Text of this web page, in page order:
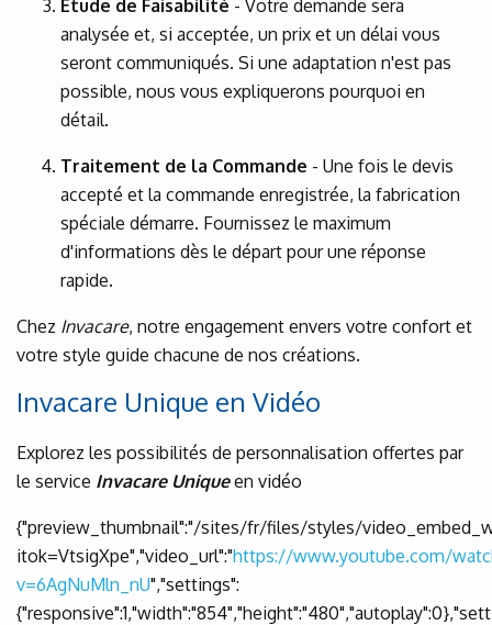
Étude de Faisabilité - Votre demande sera
analysée et, si acceptée, un prix et un délai vous
seront communiqués. Si une adaptation n'est pas
possible, nous vous expliquerons pourquoi en
détail.
Traitement de la Commande - Une fois le devis
accepté et la commande enregistrée, la fabrication
spéciale démarre. Fournissez le maximum
d'informations dès le départ pour une réponse
rapide.
Chez Invacare, notre engagement envers votre confort et
votre style guide chacune de nos créations.
Invacare Unique en Vidéo
Explorez les possibilités de personnalisation offertes par
le service Invacare Uniqueen vidéo
{"preview_thumbnail":"/sites/fr/files/styles/
itok=VtsigXpe","video_url":"https://www.youtube.com/
v=6AgNuMln_nU","settings":